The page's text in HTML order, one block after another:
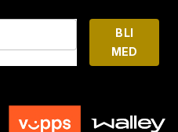
BLI
MED